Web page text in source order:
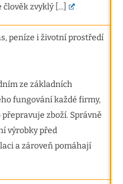
člověk zvyklý [...]
peníze i životní prostředí
ze základních
fungování každé firmy,
zboží. Správně
výrobky před
a zároveň pomáhají